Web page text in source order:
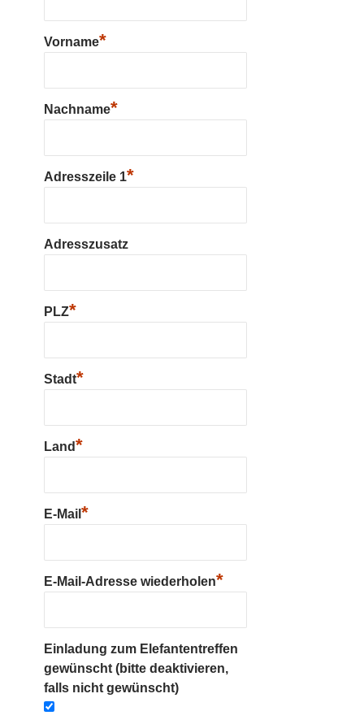
Vorname*
Nachname*
Adresszeile 1*
Adresszusatz
PLZ*
Stadt*
Land*
E-Mail *
E-Mail-Adresse wiederholen*
Einladung zum Elefantentreffen
gewünscht (bitte deaktivieren,
falls nicht gewünscht)